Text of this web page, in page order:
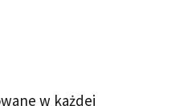
w każdej